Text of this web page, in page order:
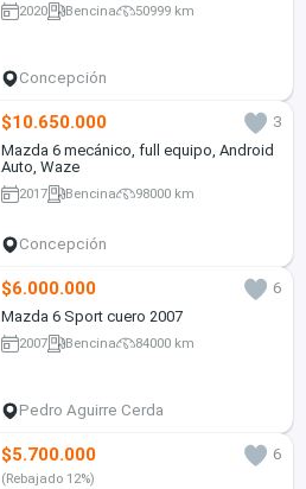
2020 Bencina 50999 km
Concepción
$10.650.000
3
Mazda 6 mecánico, full equipo, Android
Auto, Waze
2017 Bencina 98000 km
Concepción
$6.000.000
6
Mazda 6 Sport cuero 2007
2007 Bencina 84000 km
Pedro Aguirre Cerda
$5.700.000 6
(Rebajado 12%)